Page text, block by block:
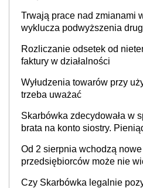
Trwają prace nad zmianami
wyklucza podwyższenia
Rozliczanie odsetek od
faktury w działalności
Wyłudzenia towarów przy
trzeba uważać
Skarbówka zdecydowała w
brata na konto siostry.
będzie
Od 2 sierpnia wchodzą
przedsiębiorców może nie
Czy Skarbówka legalnie